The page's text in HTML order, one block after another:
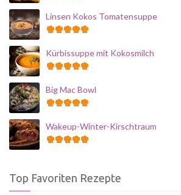
Linsen Kokos Tomatensuppe
Kürbissuppe mit Kokosmilch
Big Mac Bowl
Wakeup-Winter-Kirschtraum
Top Favoriten Rezepte